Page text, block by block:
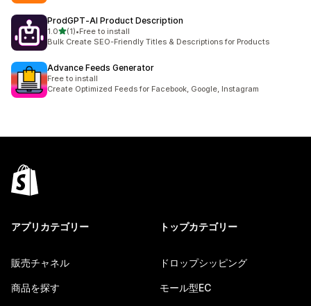
ProdGPT‑AI Product Description
1.05つ星中
(1)
合計レビュー数：1件
•Free to install
Bulk Create SEO-Friendly Titles & Descriptions for Products
Advance Feeds Generator
Free to install
Create Optimized Feeds for Facebook, Google, Instagram
アプリカテゴリー
販売チャネル
商品を探す
トップカテゴリー
ドロップシッピング
モール型EC